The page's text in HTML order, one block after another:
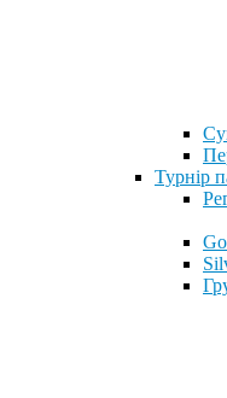
Турнір